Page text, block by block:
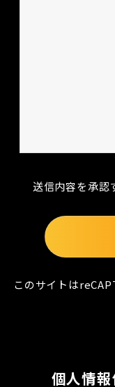
送信内容を承認
このサイトは
個人情